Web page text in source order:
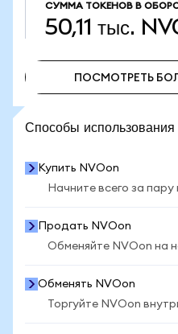
СУММА ТОКЕНОВ В
50,11 тыс.
ПОСМОТРЕТЬ
Способы
Купить NVOon
Начните всего за
Продать NVOon
Обменяйте NVOon на
Обменять NVOon
Торгуйте NVOon